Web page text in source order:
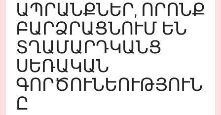
ԱՊՐԱՆՔՆԵՐ, ՈՐՈՆՔ
ԲԱՐՁՐԱՑՆՈՒՄ ԵՆ
ՏՂԱՄԱՐԴԿԱՆՑ
ՍԵՌԱԿԱՆ
ԳՈՐԾՈՒՆԵՈՒԹՅՈՒՆ
Ը